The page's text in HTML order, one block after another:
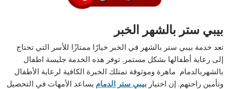
بيبي ستر بالشهر الخبر
تعد خدمة بيبي ستر بالشهر في الخبر خيارًا ممتازًا للأسر التي تحتاج
إلى رعاية أطفالها بشكل مستمر. توفر هذه الخدمة جليسة اطفال
بالشهربالدمام ماهرة وموثوقة تمتلك الخبرة الكافية لرعاية الأطفال
وتأمين راحتهم. إن اختياربيبي ستر الدمام يساعد الأمهات في التحصيل